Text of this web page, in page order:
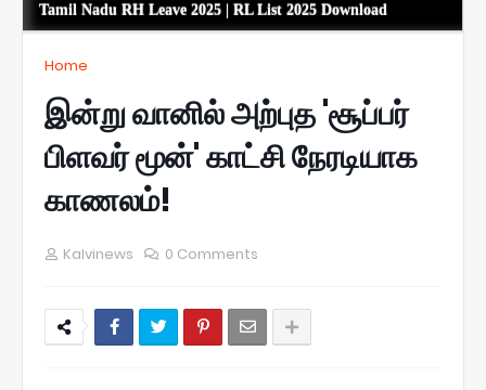
Tamil Nadu RH Leave 2025 | RL List 2025 Download
Home
இன்று வானில் அற்புத 'சூப்பர்
பிளவர் மூன்' காட்சி நேரடியாக
காணலம்!
Kalvinews 0 Comments